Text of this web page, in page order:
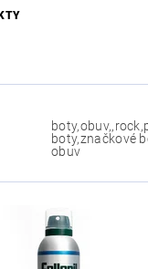
boty,značkové
obuv